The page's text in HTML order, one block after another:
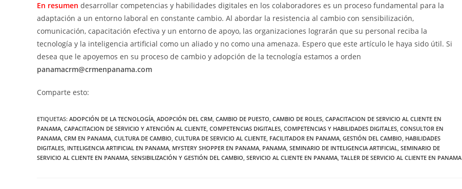
En resumen desarrollar competencias y habilidades digitales en los colaboradores es un proceso fundamental para la
adaptación a un entorno laboral en constante cambio. Al abordar la resistencia al cambio con sensibilización,
comunicación, capacitación efectiva y un entorno de apoyo, las organizaciones lograrán que su personal reciba la
tecnología y la inteligencia artificial como un aliado y no como una amenaza. Espero que este artículo le haya sido útil. Si
desea que le apoyemos en su proceso de cambio y adopción de la tecnología estamos a orden
panamacrm@crmenpanama.com
Comparte esto:
ETIQUETAS: ADOPCIÓN DE LA TECNOLOGÍA, ADOPCIÓN DEL CRM, CAMBIO DE PUESTO, CAMBIO DE ROLES, CAPACITACION DE SERVICIO AL CLIENTE EN
PANAMA, CAPACITACION DE SERVICIO Y ATENCIÓN AL CLIENTE, COMPETENCIAS DIGITALES, COMPETENCIAS Y HABILIDADES DIGITALES, CONSULTOR EN
PANAMA, CRM EN PANAMA, CULTURA DE CAMBIO, CULTURA DE SERVICIO AL CLIENTE, FACILITADOR EN PANAMA, GESTIÓN DEL CAMBIO, HABILIDADES
DIGITALES, INTELIGENCIA ARTIFICIAL EN PANAMA, MYSTERY SHOPPER EN PANAMA, PANAMA, SEMINARIO DE INTELIGENCIA ARTIFICIAL, SEMINARIO DE
SERVICIO AL CLIENTE EN PANAMA, SENSIBILIZACIÓN Y GESTIÓN DEL CAMBIO, SERVICIO AL CLIENTE EN PANAMA, TALLER DE SERVICIO AL CLIENTE EN PANAMA